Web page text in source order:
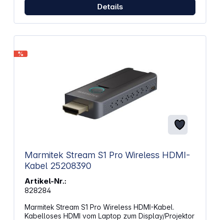
Bauform für den Transport in Notebooktaschen und
Rucksäcken Unterstützung gängiger
Präsentationssoftware auf Windows- und macOS-
Details
%
Marmitek Stream S1 Pro Wireless HDMI-
Kabel 25208390
Artikel-Nr.:
828284
Marmitek Stream S1 Pro Wireless HDMI-Kabel.
Kabelloses HDMI vom Laptop zum Display/Projektor